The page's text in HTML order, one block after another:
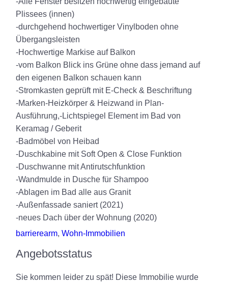
Plissees (innen)
-durchgehend hochwertiger Vinylboden ohne
Übergangsleisten
-Hochwertige Markise auf Balkon
-vom Balkon Blick ins Grüne ohne dass jemand auf
den eigenen Balkon schauen kann
-Stromkasten geprüft mit E-Check & Beschriftung
-Marken-Heizkörper & Heizwand in Plan-
Ausführung,-Lichtspiegel Element im Bad von
Keramag / Geberit
-Badmöbel von Heibad
-Duschkabine mit Soft Open & Close Funktion
-Duschwanne mit Antirutschfunktion
-Wandmulde in Dusche für Shampoo
-Ablagen im Bad alle aus Granit
-Außenfassade saniert (2021)
-neues Dach über der Wohnung (2020)
barrierearm, Wohn-Immobilien
Angebotsstatus
Sie kommen leider zu spät! Diese Immobilie wurde